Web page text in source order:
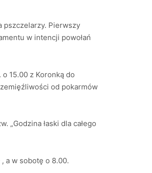
pszczelarzy. Pierwszy
w intencji powołań
15.00 z Koronką do
od pokarmów
„Godzina łaski dla całego
a w sobotę o 8.00.